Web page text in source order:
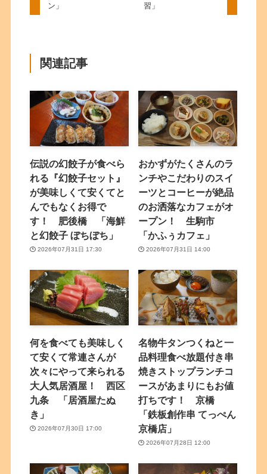
ン」
習」
関連記事
伝説の幻餃子が食べら
れる『幻餃子セット』
が美味しくて安くてと
んでもなくお得で
す！ 肥後橋 「海鮮
と幻餃子 ぼちぼち」
2026年07月31日 17:30
おかずがたくさんのラ
ンチやこだわりのスイ
ーツとコーヒーが絶品
のお洒落なカフェがオ
ープン！ 生駒市
「かふぅカフェ」
2026年07月31日 14:00
何を食べても美味しく
て安くて常連さんが
次々にやって来られる
大人気居酒屋！ 西区
九条 「居酒屋たぬ
き」
2026年07月30日 17:00
名物牛タンつくねと一
品料理食べ放題付き串
焼きストップランチコ
ースがあまりにもお値
打ちです！ 京橋
「鉄板創作串 てっぺん
京橋店」
2026年07月28日 12:00